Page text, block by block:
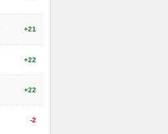
+21
+22
+22
-2